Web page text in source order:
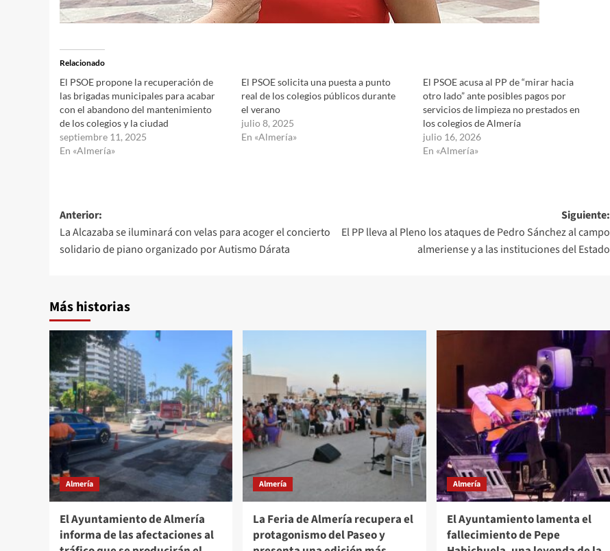
Relacionado
El PSOE propone la recuperación de
las brigadas municipales para acabar
con el abandono del mantenimiento
de los colegios y la ciudad
septiembre 11, 2025
En «Almería»
El PSOE solicita una puesta a punto
real de los colegios públicos durante
el verano
julio 8, 2025
En «Almería»
El PSOE acusa al PP de “mirar hacia
otro lado” ante posibles pagos por
servicios de limpieza no prestados en
los colegios de Almería
julio 16, 2026
En «Almería»
Navegación
de
entradas
Anterior:
La Alcazaba se iluminará con velas para acoger el concierto
solidario de piano organizado por Autismo Dárata
Siguiente:
El PP lleva al Pleno los ataques de Pedro Sánchez al campo
almeriense y a las instituciones del Estado
Más historias
Almería
El Ayuntamiento de Almería
informa de las afectaciones al
Almería
La Feria de Almería recupera el
protagonismo del Paseo y
Almería
El Ayuntamiento lamenta el
fallecimiento de Pepe